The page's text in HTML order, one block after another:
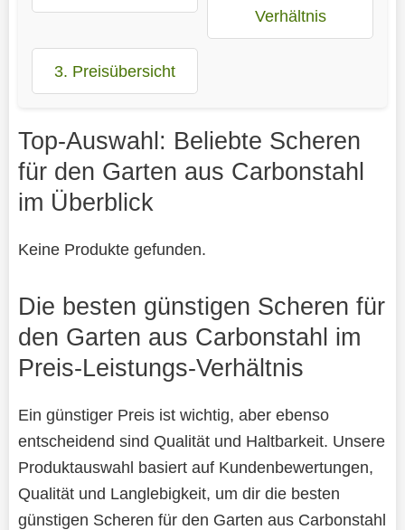
Verhältnis
3. Preisübersicht
Top-Auswahl: Beliebte Scheren
für den Garten aus Carbonstahl
im Überblick
Keine Produkte gefunden.
Die besten günstigen Scheren für
den Garten aus Carbonstahl im
Preis-Leistungs-Verhältnis
Ein günstiger Preis ist wichtig, aber ebenso
entscheidend sind Qualität und Haltbarkeit. Unsere
Produktauswahl basiert auf Kundenbewertungen,
Qualität und Langlebigkeit, um dir die besten
günstigen Scheren für den Garten aus Carbonstahl